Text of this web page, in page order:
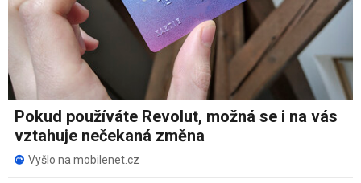
Pokud používáte Revolut, možná se i na vás
vztahuje nečekaná změna
Vyšlo na mobilenet.cz